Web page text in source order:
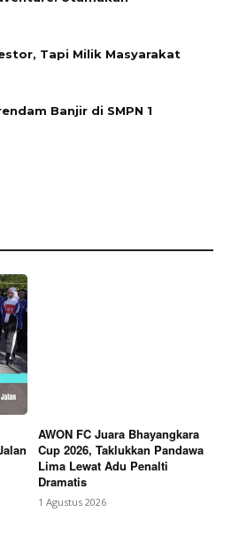
Tapi Milik Masyarakat
Banjir di SMPN 1
AWON FC Juara Bhayangkara
Cup 2026, Taklukkan Pandawa
Lima Lewat Adu Penalti
Dramatis
1 Agustus 2026